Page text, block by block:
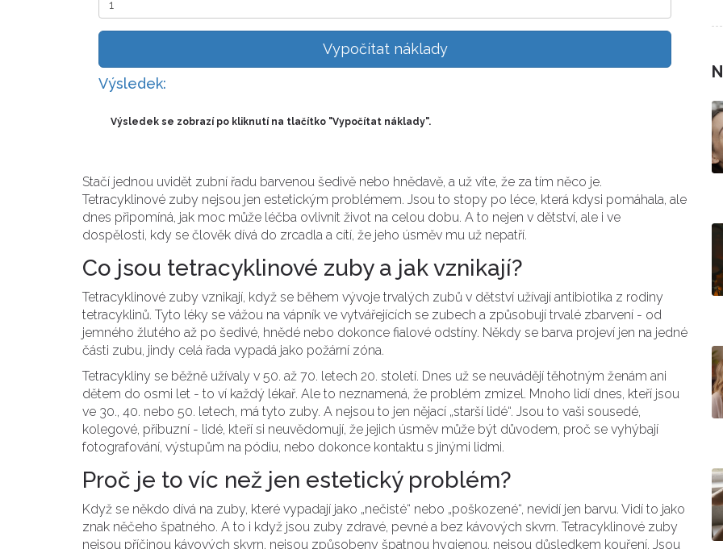
Vypočítat náklady
Výsledek:
Výsledek se zobrazí po kliknutí na tlačítko "Vypočítat náklady".
Stačí jednou uvidět zubní řadu barvenou šedivě nebo hnědavě, a už víte, že za tím něco je.
Tetracyklinové zuby nejsou jen estetickým problémem. Jsou to stopy po léce, která kdysi pomáhala, ale
dnes připomíná, jak moc může léčba ovlivnit život na celou dobu. A to nejen v dětství, ale i ve
dospělosti, kdy se člověk dívá do zrcadla a cítí, že jeho úsměv mu už nepatří.
Co jsou tetracyklinové zuby a jak vznikají?
Tetracyklinové zuby vznikají, když se během vývoje trvalých zubů v dětství užívají antibiotika z rodiny
tetracyklinů. Tyto léky se vážou na vápník ve vytvářejících se zubech a způsobují trvalé zbarvení - od
jemného žlutého až po šedivé, hnědé nebo dokonce fialové odstíny. Někdy se barva projeví jen na jedné
části zubu, jindy celá řada vypadá jako požární zóna.
Tetracykliny se běžně užívaly v 50. až 70. letech 20. století. Dnes už se neuvádějí těhotným ženám ani
dětem do osmi let - to ví každý lékař. Ale to neznamená, že problém zmizel. Mnoho lidí dnes, kteří jsou
ve 30., 40. nebo 50. letech, má tyto zuby. A nejsou to jen nějací „starší lidé“. Jsou to vaši sousedé,
kolegové, příbuzní - lidé, kteří si neuvědomují, že jejich úsměv může být důvodem, proč se vyhýbají
fotografování, výstupům na pódiu, nebo dokonce kontaktu s jinými lidmi.
Proč je to víc než jen estetický problém?
Když se někdo dívá na zuby, které vypadají jako „nečisté“ nebo „poškozené“, nevidí jen barvu. Vidí to jako
znak něčeho špatného. A to i když jsou zuby zdravé, pevné a bez kávových skvrn. Tetracyklinové zuby
nejsou příčinou kávových skvrn, nejsou způsobeny špatnou hygienou, nejsou důsledkem kouření. Jsou